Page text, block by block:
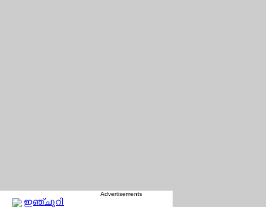
ഇഞ്ചുറി ടൈമില്‍ സമനില 'മുറിവ്' ഉണക്കി ഡെനിസ്
Advertisements